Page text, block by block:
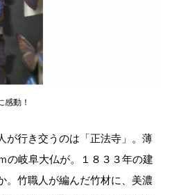
感動！
が行き交うのは「正法寺」。薄
の岐阜大仏が。１８３３年の建
。竹職人が編んだ竹材に、美濃